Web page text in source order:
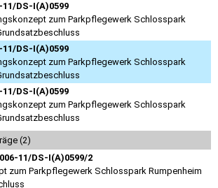
11/DS-I(A)0599
zum Parkpflegewerk Schlosspark
11/DS-I(A)0599
zum Parkpflegewerk Schlosspark
11/DS-I(A)0599
zum Parkpflegewerk Schlosspark
(2)
11/DS-I(A)0599/2
zum Parkpflegewerk Schlosspark Rumpenheim